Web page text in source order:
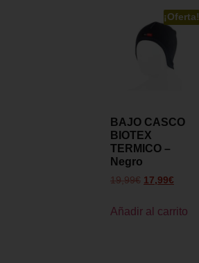
¡Oferta!
BAJO CASCO
BIOTEX
TERMICO –
Negro
19,99€ 17,99€
Añadir al carrito